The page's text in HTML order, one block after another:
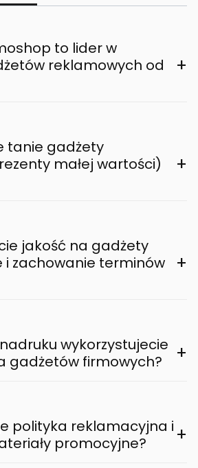
to lider w
reklamowych od
+
tanie gadżety
małej wartości)
+
jakość na gadżety
zachowanie terminów
+
wykorzystujecie
gadżetów firmowych?
+
polityka reklamacyjna i
promocyjne?
+